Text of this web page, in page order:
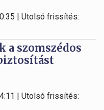
| Utolsó frissítés:
szomszédos
| Utolsó frissítés: